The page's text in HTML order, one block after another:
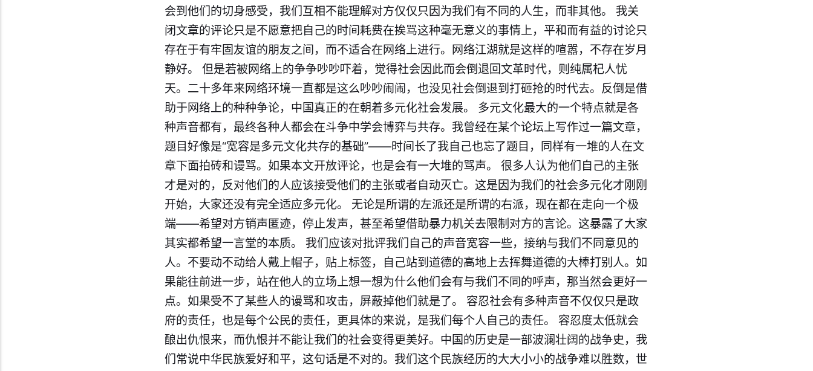
会到他们的切身感受，我们互相不能理解对方仅仅只因为我们有不同的人生，而非其他。 我关
闭文章的评论只是不愿意把自己的时间耗费在挨骂这种毫无意义的事情上，平和而有益的讨论只
存在于有牢固友谊的朋友之间，而不适合在网络上进行。网络江湖就是这样的喧嚣，不存在岁月
静好。 但是若被网络上的争争吵吵吓着，觉得社会因此而会倒退回文革时代，则纯属杞人忧
天。二十多年来网络环境一直都是这么吵吵闹闹，也没见社会倒退到打砸抢的时代去。反倒是借
助于网络上的种种争论，中国真正的在朝着多元化社会发展。 多元文化最大的一个特点就是各
种声音都有，最终各种人都会在斗争中学会博弈与共存。我曾经在某个论坛上写作过一篇文章，
题目好像是“宽容是多元文化共存的基础”——时间长了我自己也忘了题目，同样有一堆的人在文
章下面拍砖和谩骂。如果本文开放评论，也是会有一大堆的骂声。 很多人认为他们自己的主张
才是对的，反对他们的人应该接受他们的主张或者自动灭亡。这是因为我们的社会多元化才刚刚
开始，大家还没有完全适应多元化。 无论是所谓的左派还是所谓的右派，现在都在走向一个极
端——希望对方销声匿迹，停止发声，甚至希望借助暴力机关去限制对方的言论。这暴露了大家
其实都希望一言堂的本质。 我们应该对批评我们自己的声音宽容一些，接纳与我们不同意见的
人。不要动不动给人戴上帽子，贴上标签，自己站到道德的高地上去挥舞道德的大棒打别人。如
果能往前进一步，站在他人的立场上想一想为什么他们会有与我们不同的呼声，那当然会更好一
点。如果受不了某些人的谩骂和攻击，屏蔽掉他们就是了。 容忍社会有多种声音不仅仅只是政
府的责任，也是每个公民的责任，更具体的来说，是我们每个人自己的责任。 容忍度太低就会
酿出仇恨来，而仇恨并不能让我们的社会变得更美好。中国的历史是一部波澜壮阔的战争史，我
们常说中华民族爱好和平，这句话是不对的。我们这个民族经历的大大小小的战争难以胜数，世